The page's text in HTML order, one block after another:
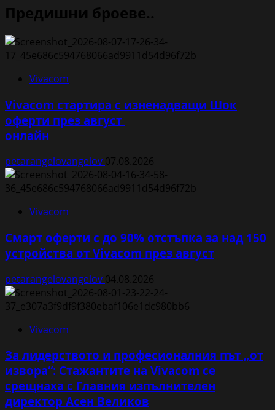
Предишни броеве..
Vivacom
Vivacom стартира с изненадващи Шок
оферти през август
онлайн
petarangelovangelov 07.08.2026
Vivacom
Смарт оферти с до 90% отстъпка за над 150
устройства от Vivacom през август
petarangelovangelov 04.08.2026
Vivacom
За лидерството и професионалния път „от
извора“: Стажантите на Vivacom се
срещнаха с Главния изпълнителен
директор Асен Великов